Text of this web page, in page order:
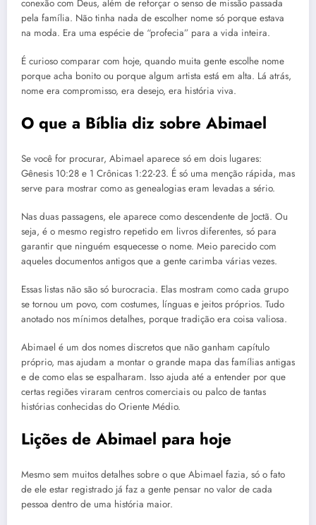
conexão com Deus, além de reforçar o senso de missão passada
pela família. Não tinha nada de escolher nome só porque estava
na moda. Era uma espécie de “profecia” para a vida inteira.
É curioso comparar com hoje, quando muita gente escolhe nome
porque acha bonito ou porque algum artista está em alta. Lá atrás,
nome era compromisso, era desejo, era história viva.
O que a Bíblia diz sobre Abimael
Se você for procurar, Abimael aparece só em dois lugares:
Gênesis 10:28 e 1 Crônicas 1:22-23. É só uma menção rápida, mas
serve para mostrar como as genealogias eram levadas a sério.
Nas duas passagens, ele aparece como descendente de Joctã. Ou
seja, é o mesmo registro repetido em livros diferentes, só para
garantir que ninguém esquecesse o nome. Meio parecido com
aqueles documentos antigos que a gente carimba várias vezes.
Essas listas não são só burocracia. Elas mostram como cada grupo
se tornou um povo, com costumes, línguas e jeitos próprios. Tudo
anotado nos mínimos detalhes, porque tradição era coisa valiosa.
Abimael é um dos nomes discretos que não ganham capítulo
próprio, mas ajudam a montar o grande mapa das famílias antigas
e de como elas se espalharam. Isso ajuda até a entender por que
certas regiões viraram centros comerciais ou palco de tantas
histórias conhecidas do Oriente Médio.
Lições de Abimael para hoje
Mesmo sem muitos detalhes sobre o que Abimael fazia, só o fato
de ele estar registrado já faz a gente pensar no valor de cada
pessoa dentro de uma história maior.